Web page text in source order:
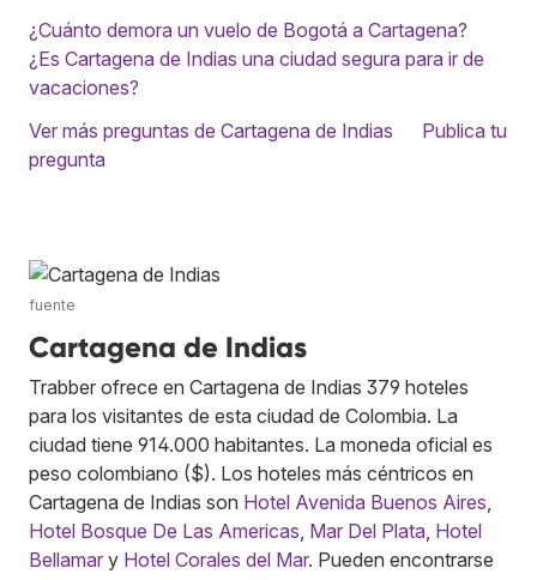
¿Cuánto demora un vuelo de Bogotá a Cartagena?
¿Es Cartagena de Indias una ciudad segura para ir de
vacaciones?
Ver más preguntas de Cartagena de Indias
Publica tu
pregunta
fuente
Cartagena de Indias
Trabber ofrece en Cartagena de Indias 379 hoteles
para los visitantes de esta ciudad de Colombia. La
ciudad tiene 914.000 habitantes. La moneda oficial es
peso colombiano ($). Los hoteles más céntricos en
Cartagena de Indias son Hotel Avenida Buenos Aires,
Hotel Bosque De Las Americas, Mar Del Plata, Hotel
Bellamar y Hotel Corales del Mar. Pueden encontrarse